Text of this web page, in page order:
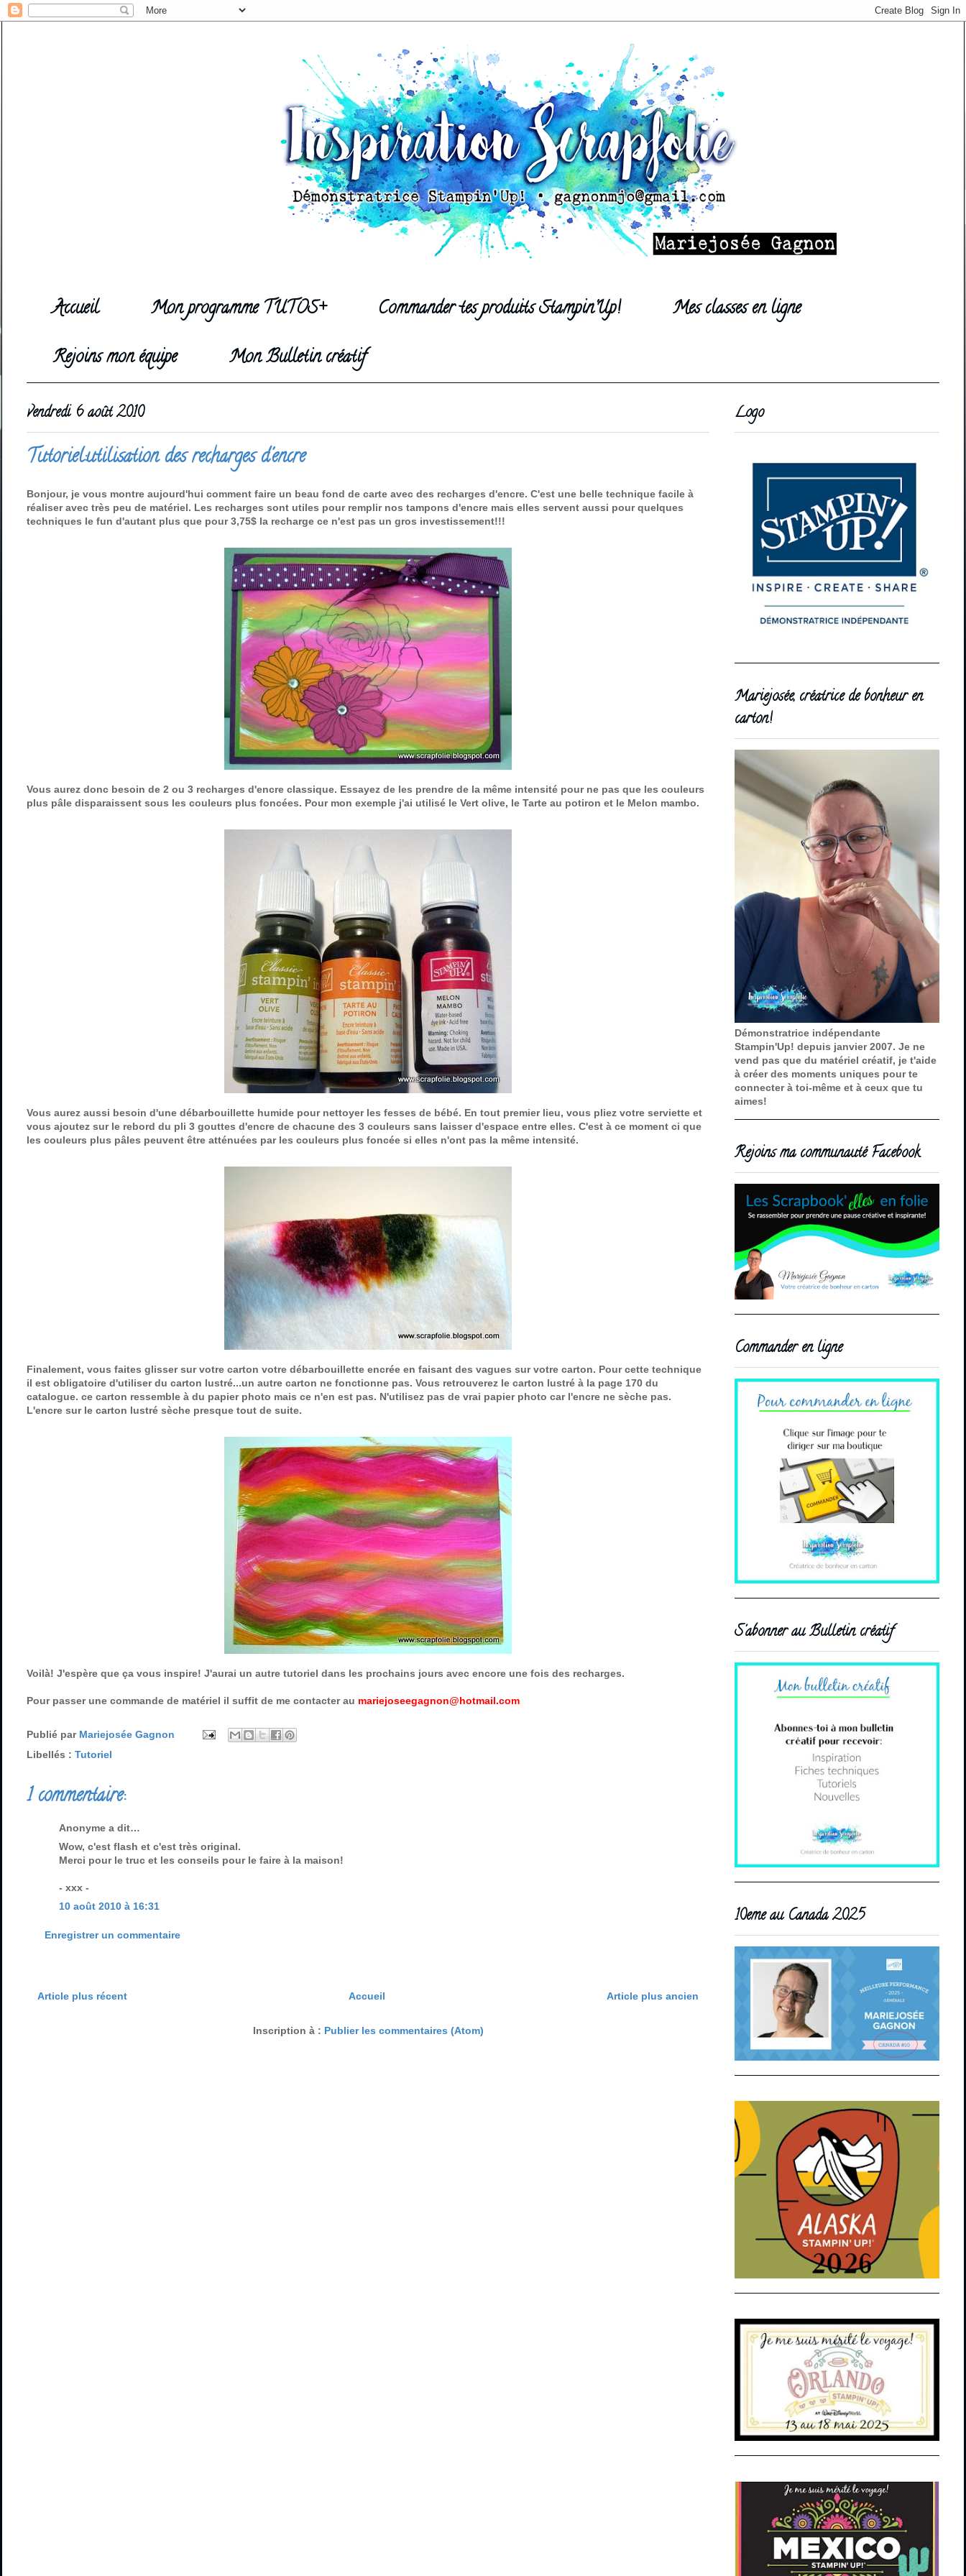
Accueil Mon programme TUTOS+ Commander tes produits Stampin'Up!
Mes classes en ligne
Rejoins mon équipe
Mon Bulletin créatif
vendredi 6 août 2010
Tutoriel:utilisation des recharges d'encre
Bonjour, je vous montre aujourd'hui comment faire un beau fond de carte avec des recharges d'encre. C'est une belle technique facile à
réaliser avec très peu de matériel. Les recharges sont utiles pour remplir nos tampons d'encre mais elles servent aussi pour quelques
techniques le fun d'autant plus que pour 3,75$ la recharge ce n'est pas un gros investissement!!!
Vous aurez donc besoin de 2 ou 3 recharges d'encre classique. Essayez de les prendre de la même intensité pour ne pas que les couleurs
plus pâle disparaissent sous les couleurs plus foncées. Pour mon exemple j'ai utilisé le Vert olive, le Tarte au potiron et le Melon mambo.
Vous aurez aussi besoin d'une débarbouillette humide pour nettoyer les fesses de bébé. En tout premier lieu, vous pliez votre serviette et
vous ajoutez sur le rebord du pli 3 gouttes d'encre de chacune des 3 couleurs sans laisser d'espace entre elles. C'est à ce moment ci que
les couleurs plus pâles peuvent être atténuées par les couleurs plus foncée si elles n'ont pas la même intensité.
Finalement, vous faites glisser sur votre carton votre débarbouillette encrée en faisant des vagues sur votre carton. Pour cette technique
il est obligatoire d'utiliser du carton lustré...un autre carton ne fonctionne pas. Vous retrouverez le carton lustré à la page 170 du
catalogue. ce carton ressemble à du papier photo mais ce n'en est pas. N'utilisez pas de vrai papier photo car l'encre ne sèche pas.
L'encre sur le carton lustré sèche presque tout de suite.
Voilà! J'espère que ça vous inspire! J'aurai un autre tutoriel dans les prochains jours avec encore une fois des recharges.
Pour passer une commande de matériel il suffit de me contacter au mariejoseegagnon@hotmail.com
Publié par Mariejosée Gagnon
Libellés : Tutoriel
1 commentaire:
Anonyme a dit…
Wow, c'est flash et c'est très original.
Merci pour le truc et les conseils pour le faire à la maison!
- xxx -
10 août 2010 à 16:31
Enregistrer un commentaire
Article plus récent Article plus ancien
Accueil
Inscription à : Publier les commentaires (Atom)
Logo
Mariejosée, créatrice de bonheur en
carton!
Démonstratrice indépendante
Stampin'Up! depuis janvier 2007. Je ne
vend pas que du matériel créatif, je t'aide
à créer des moments uniques pour te
connecter à toi-même et à ceux que tu
aimes!
Rejoins ma communauté Facebook
Commander en ligne
S'abonner au Bulletin créatif
10eme au Canada 2025